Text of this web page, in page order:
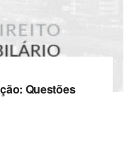
Questões